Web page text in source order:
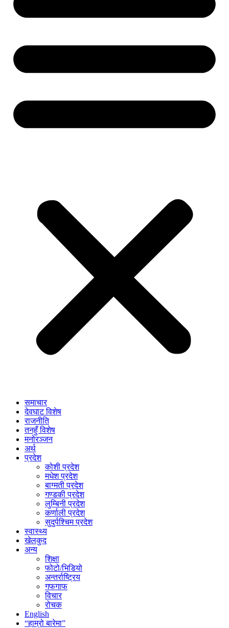
समाचार
देवघाट विशेष
राजनीति
तनहुँ विशेष
मनोरञ्जन
अर्थ
प्रदेश
कोशी प्रदेश
मधेश प्रदेश
बाग्मती प्रदेश
गण्डकी प्रदेश
लुम्बिनी प्रदेश
कर्णाली प्रदेश
सुदुर्पश्चिम प्रदेश
स्वास्थ्य
खेलकुद
अन्य
शिक्षा
फोटो/भिडियो
अन्तर्राष्ट्रिय
गफगाफ
विचार
रोचक
English
“हाम्रो बारेमा”